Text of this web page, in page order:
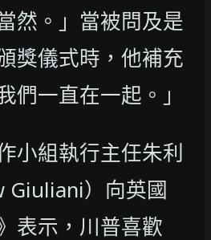
然。」當被問及是
獎儀式時，他補充
們一直在一起。」
小組執行主任朱利
Giuliani）向英國
表示，川普喜歡